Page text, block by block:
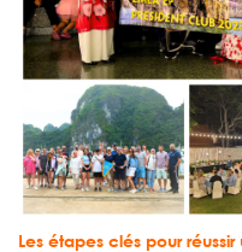
Les étapes clés pour